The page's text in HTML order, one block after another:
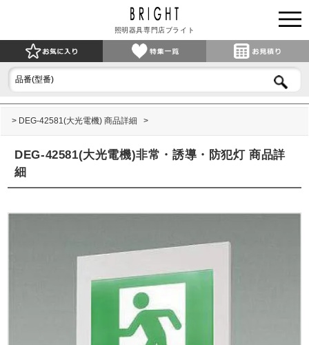
照明器具専門店ブライト
DEG-42581(大光電機) 商品詳細
DEG-42581(大光電機)非常・誘導・防犯灯 商品詳
細